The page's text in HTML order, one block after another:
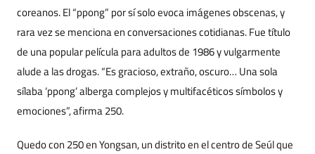
coreanos. El “ppong” por sí solo evoca imágenes obscenas, y
rara vez se menciona en conversaciones cotidianas. Fue título
de una popular película para adultos de 1986 y vulgarmente
alude a las drogas. “Es gracioso, extraño, oscuro… Una sola
sílaba ‘ppong’ alberga complejos y multifacéticos símbolos y
emociones”, afirma 250.
Quedo con 250 en Yongsan, un distrito en el centro de Seúl que